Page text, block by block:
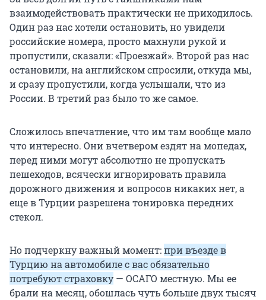
взаимодействовать практически не приходилось.
Один раз нас хотели остановить, но увидели
российские номера, просто махнули рукой и
пропустили, сказали: «Проезжай». Второй раз нас
остановили, на английском спросили, откуда мы,
и сразу пропустили, когда услышали, что из
России. В третий раз было то же самое.
Сложилось впечатление, что им там вообще мало
что интересно. Они вчетвером ездят на мопедах,
перед ними могут абсолютно не пропускать
пешеходов, всячески игнорировать правила
дорожного движения и вопросов никаких нет, а
еще в Турции разрешена тонировка передних
стекол.
Но подчеркну важный момент:при въезде в
Турцию на автомобиле с вас обязательно
потребуют страховку— ОСАГО местную. Мы ее
брали на месяц, обошлась чуть больше двух тысяч